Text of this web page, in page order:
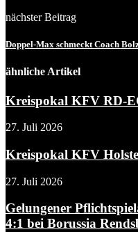
nächster Beitrag
Doppel-Max schmeckt Coach
ähnliche Artikel
Kreispokal KFV RD-
27. Juli 2026
Kreispokal KFV
27. Juli 2026
Gelungener
4:1 bei Borussia